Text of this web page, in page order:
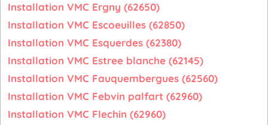
Installation VMC Ergny (62650)
Installation VMC Escoeuilles (62850)
Installation VMC Esquerdes (62380)
Installation VMC Estree blanche (62145)
Installation VMC Fauquembergues (62560)
Installation VMC Febvin palfart (62960)
Installation VMC Flechin (62960)